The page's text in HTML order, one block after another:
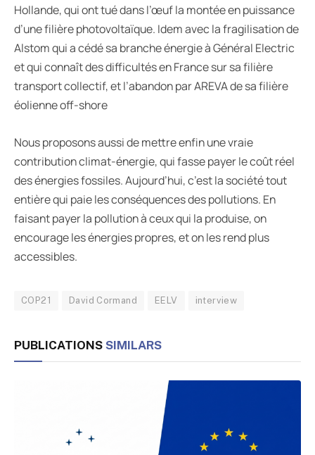
Hollande, qui ont tué dans l’œuf la montée en puissance
d’une filière photovoltaïque. Idem avec la fragilisation de
Alstom qui a cédé sa branche énergie à Général Electric
et qui connaît des difficultés en France sur sa filière
transport collectif, et l’abandon par AREVA de sa filière
éolienne off-shore
Nous proposons aussi de mettre enfin une vraie
contribution climat-énergie, qui fasse payer le coût réel
des énergies fossiles. Aujourd’hui, c’est la société tout
entière qui paie les conséquences des pollutions. En
faisant payer la pollution à ceux qui la produise, on
encourage les énergies propres, et on les rend plus
accessibles.
COP21 David Cormand EELV interview
PUBLICATIONS SIMILARS